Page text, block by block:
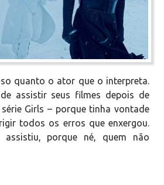
quanto o ator que o interpreta.
assistir seus filmes depois de
Girls – porque tinha vontade
todos os erros que enxergou.
porque né, quem não